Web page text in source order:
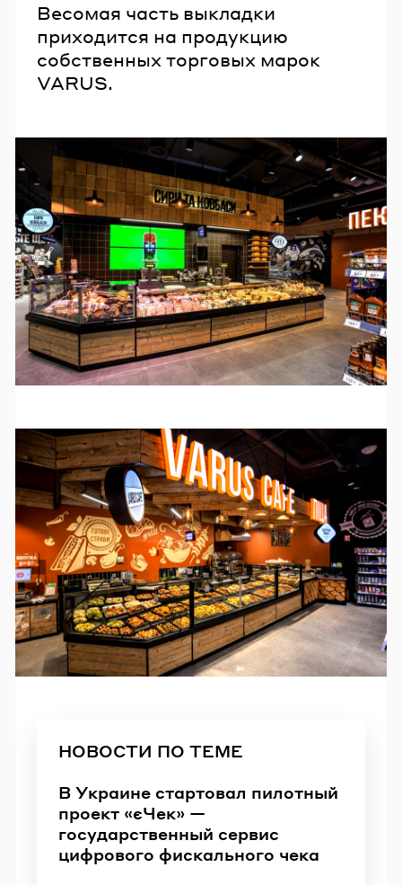
Весомая часть выкладки
приходится на продукцию
собственных торговых марок
VARUS.
НОВОСТИ ПО ТЕМЕ
В Украине стартовал пилотный
проект «єЧек» —
государственный сервис
цифрового фискального чека